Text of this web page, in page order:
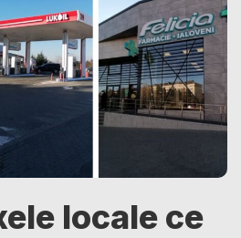
locale ce